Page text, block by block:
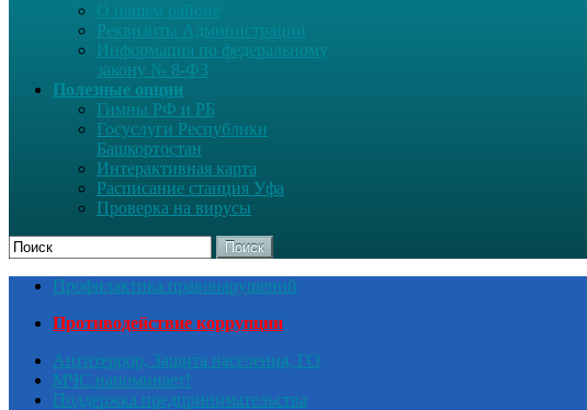
О нашем районе
Реквизиты Администрации
Информация по федеральному
закону № 8-ФЗ
Полезные опции
Гимны РФ и РБ
Госуслуги Республики
Башкортостан
Интерактивная карта
Расписание станция Уфа
Проверка на вирусы
Поиск
Профилактика правонарушений
Противодействие коррупции
Антитеррор, Защита населения, ГО
МЧС напоминает!
Поддержка предпринимательства